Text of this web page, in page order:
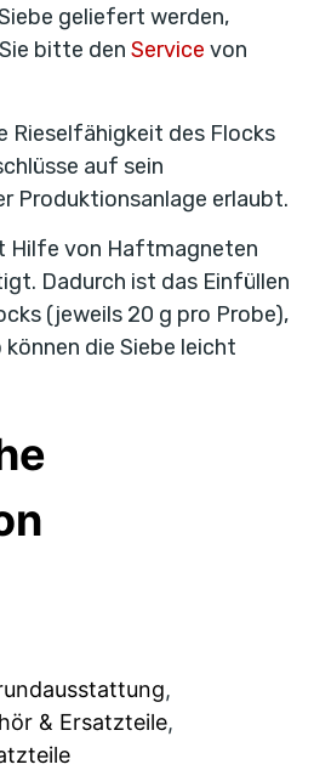
geliefert werden,
bitte den Service von
Rieselfähigkeit des Flocks
auf sein
Produktionsanlage erlaubt.
Hilfe von Haftmagneten
Dadurch ist das Einfüllen
(jeweils 20 g pro Probe),
die Siebe leicht
,
& Ersatzteile,